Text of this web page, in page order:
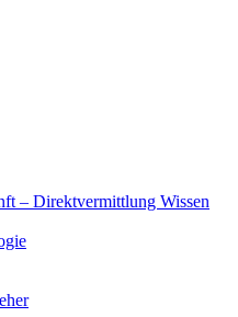
– Direktvermittlung Wissen